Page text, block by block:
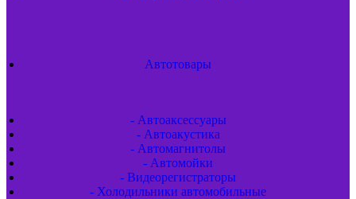
Автотовары
- Автоаксессуары
- Автоакустика
- Автомагнитолы
- Автомойки
- Видеорегистраторы
- Холодильники автомобильные